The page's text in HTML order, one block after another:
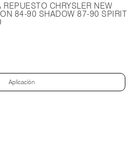
CHRYSLER NEW
84-90 SHADOW 87-90 SPIRIT
Aplicación